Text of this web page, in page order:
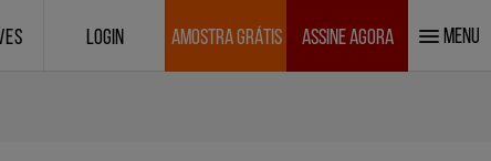
LOGIN AMOSTRA GRÁTIS ASSINE AGORA MENU